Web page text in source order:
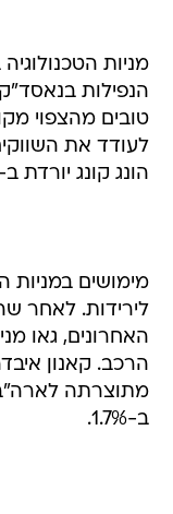
מניות
הנפילות
טובים מהצפוי
הונג קונג יורדת ב-0.5%; קוריאה עלתה ב-
מימושים במניות
לירידות. לאחר
האחרונים, גאו
ב-1.7%.